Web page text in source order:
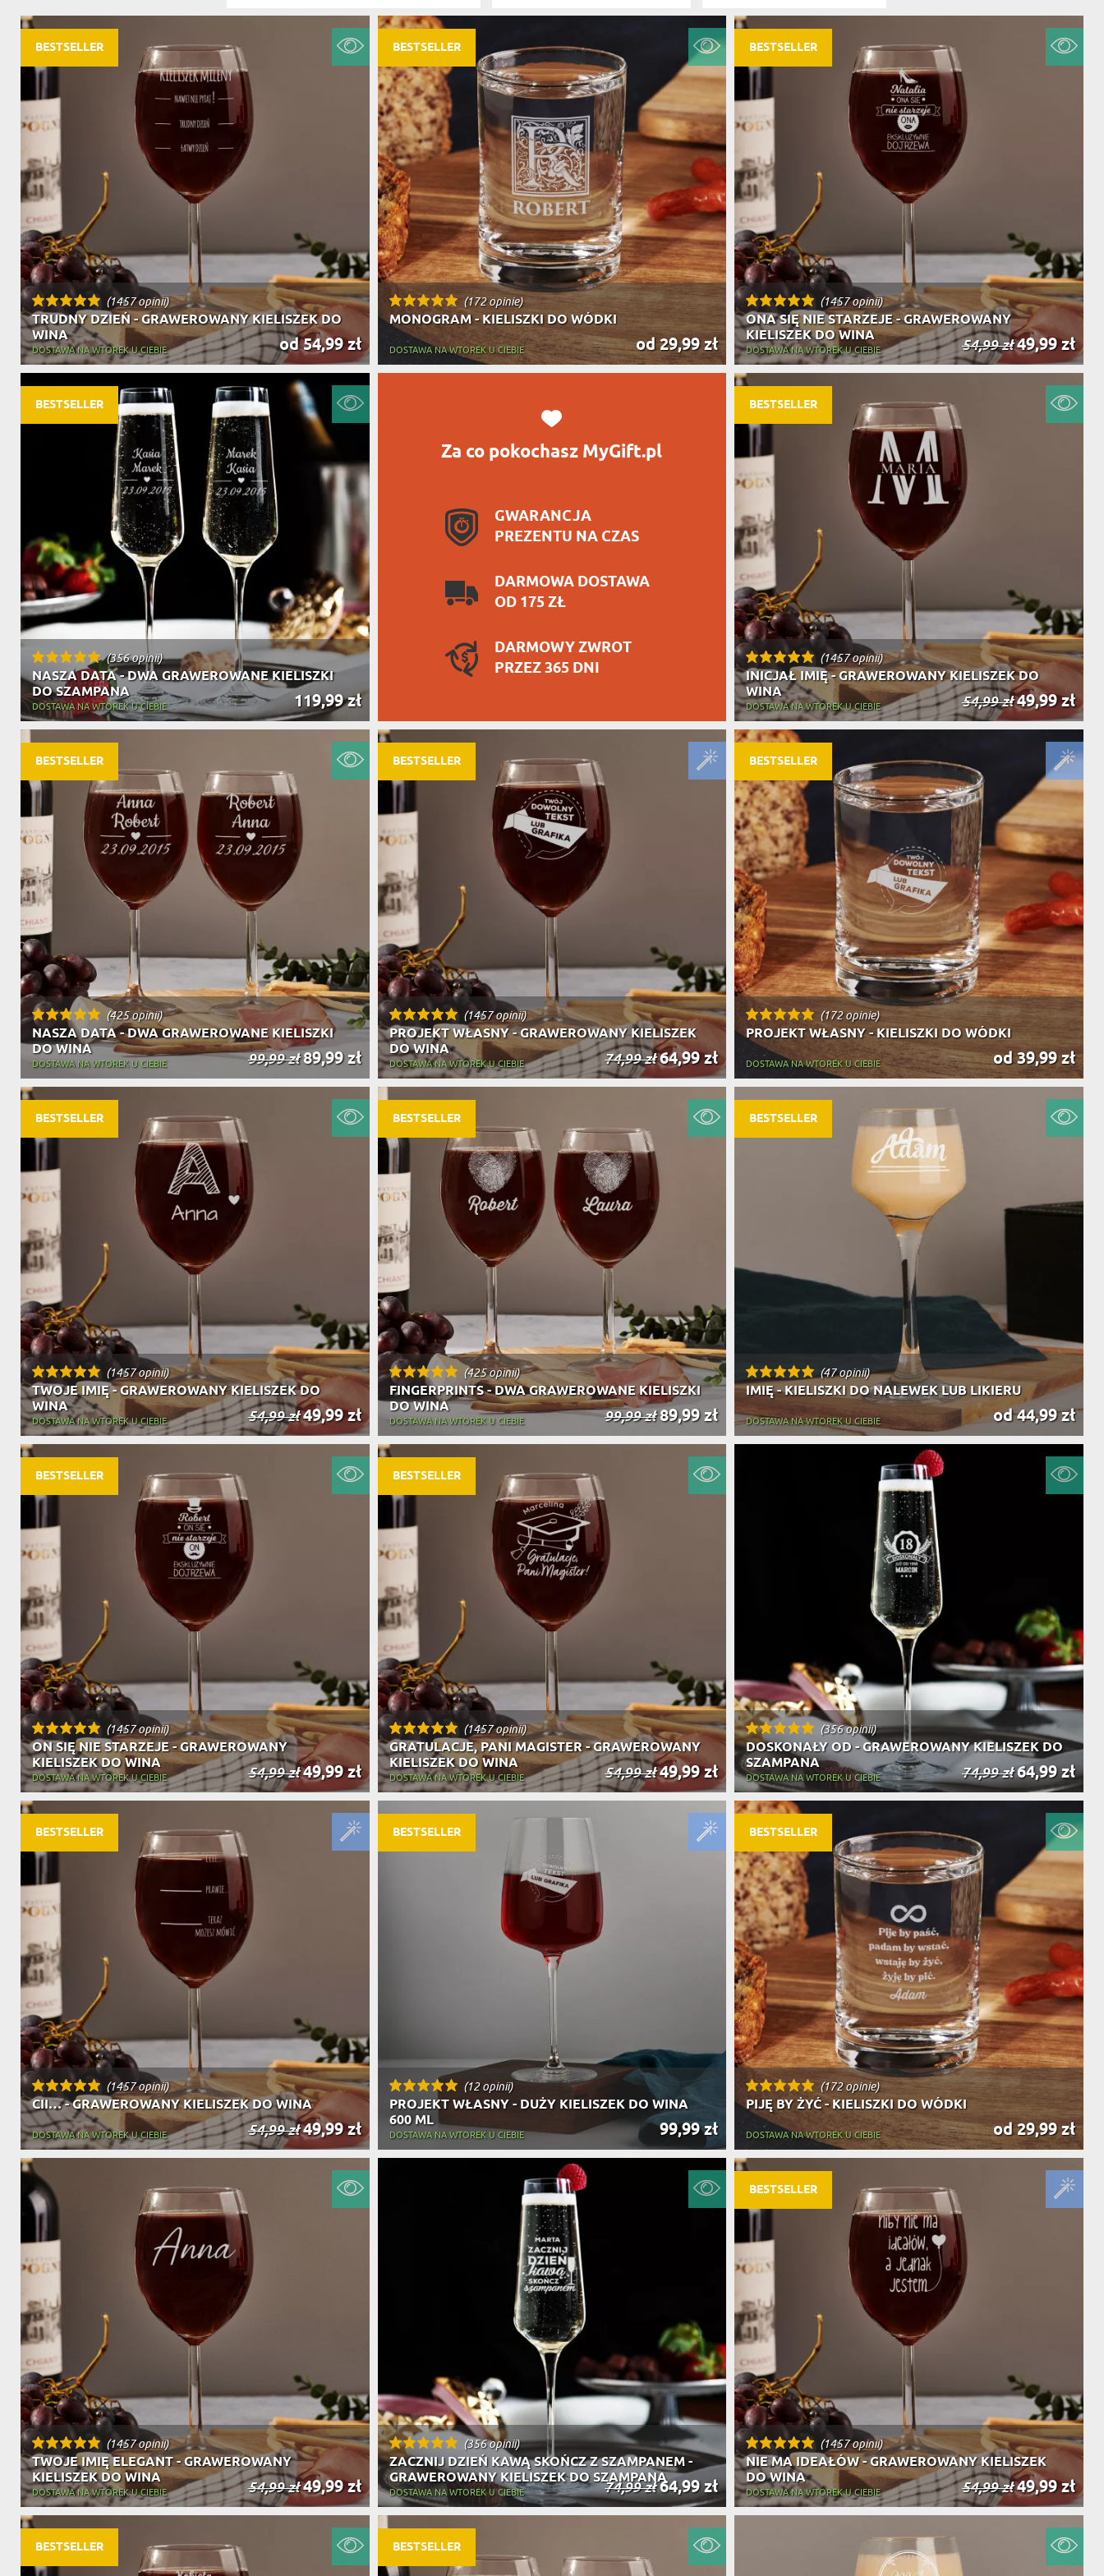
PREZENT DLA
ROWERZYSTY
SENIORA
SPORTOWCA
STRAŻAKA
SZEFA
WĘDKARZA
ŻARTOWNISIA
PRODUKTY SPOŻYWCZE
CHARAKTER PREZENTU
(1457 opinii)
TRUDNY DZIEŃ - GRAWEROWANY KIELISZEK DO
WINA
od 54,99 zł
DOSTAWA NA WTOREK U CIEBIE
BESTSELLER
(172 opinie)
MONOGRAM - KIELISZKI DO WÓDKI
od 29,99 zł
DOSTAWA NA WTOREK U CIEBIE
BESTSELLER
Za co pokochasz MyGift.pl
GWARANCJA
PREZENTU NA CZAS
DARMOWA DOSTAWA
OD 175 ZŁ
DARMOWY ZWROT
PRZEZ 365 DNI
(1457 opinii)
ONA SIĘ NIE STARZEJE - GRAWEROWANY
KIELISZEK DO WINA
54,99 zł49,99 zł
DOSTAWA NA WTOREK U CIEBIE
BESTSELLER
(356 opinii)
NASZA DATA - DWA GRAWEROWANE KIELISZKI
DO SZAMPANA
119,99 zł
DOSTAWA NA WTOREK U CIEBIE
BESTSELLER
(1457 opinii)
INICJAŁ IMIĘ - GRAWEROWANY KIELISZEK DO
WINA
54,99 zł49,99 zł
DOSTAWA NA WTOREK U CIEBIE
BESTSELLER
(425 opinii)
NASZA DATA - DWA GRAWEROWANE KIELISZKI
DO WINA
99,99 zł89,99 zł
DOSTAWA NA WTOREK U CIEBIE
BESTSELLER
(1457 opinii)
PROJEKT WŁASNY - GRAWEROWANY KIELISZEK
DO WINA
74,99 zł64,99 zł
DOSTAWA NA WTOREK U CIEBIE
BESTSELLER
(425 opinii)
FINGERPRINTS - DWA GRAWEROWANE KIELISZKI
DO WINA
99,99 zł89,99 zł
DOSTAWA NA WTOREK U CIEBIE
BESTSELLER
(172 opinie)
PROJEKT WŁASNY - KIELISZKI DO WÓDKI
od 39,99 zł
DOSTAWA NA WTOREK U CIEBIE
BESTSELLER
(1457 opinii)
TWOJE IMIĘ - GRAWEROWANY KIELISZEK DO
WINA
54,99 zł49,99 zł
DOSTAWA NA WTOREK U CIEBIE
BESTSELLER
(47 opinii)
IMIĘ - KIELISZKI DO NALEWEK LUB LIKIERU
od 44,99 zł
DOSTAWA NA WTOREK U CIEBIE
BESTSELLER
(1457 opinii)
ON SIĘ NIE STARZEJE - GRAWEROWANY
KIELISZEK DO WINA
54,99 zł49,99 zł
DOSTAWA NA WTOREK U CIEBIE
BESTSELLER
(1457 opinii)
GRATULACJE, PANI MAGISTER - GRAWEROWANY
KIELISZEK DO WINA
54,99 zł49,99 zł
DOSTAWA NA WTOREK U CIEBIE
BESTSELLER
(12 opinii)
PROJEKT WŁASNY - DUŻY KIELISZEK DO WINA
600 ML
99,99 zł
DOSTAWA NA WTOREK U CIEBIE
BESTSELLER
(356 opinii)
DOSKONAŁY OD - GRAWEROWANY KIELISZEK DO
SZAMPANA
74,99 zł64,99 zł
DOSTAWA NA WTOREK U CIEBIE
(1457 opinii)
CII… - GRAWEROWANY KIELISZEK DO WINA
54,99 zł49,99 zł
DOSTAWA NA WTOREK U CIEBIE
BESTSELLER
(172 opinie)
PIJĘ BY ŻYĆ - KIELISZKI DO WÓDKI
od 29,99 zł
DOSTAWA NA WTOREK U CIEBIE
BESTSELLER
(1457 opinii)
TWOJE IMIĘ ELEGANT - GRAWEROWANY
KIELISZEK DO WINA
54,99 zł49,99 zł
DOSTAWA NA WTOREK U CIEBIE
(356 opinii)
ZACZNIJ DZIEŃ KAWĄ SKOŃCZ Z SZAMPANEM -
GRAWEROWANY KIELISZEK DO SZAMPANA
74,99 zł64,99 zł
DOSTAWA NA WTOREK U CIEBIE
BESTSELLER
(1457 opinii)
NIE MA IDEAŁÓW - GRAWEROWANY KIELISZEK
DO WINA
54,99 zł49,99 zł
DOSTAWA NA WTOREK U CIEBIE
BESTSELLER
BESTSELLER